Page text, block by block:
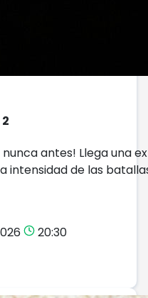
antes! Llega una
intensidad de las
20:30